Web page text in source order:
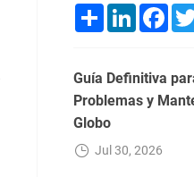
ShareLinkedIn
Guía Definitiva
Problemas y
Globo
Jul 30, 2026